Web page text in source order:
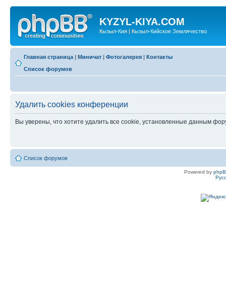
KYZYL-KIYA.COM
Кызыл-Кия | Кызыл-Кийское Землячество
Главная страница | Миничат | Фотогалерея | Контакты
Список форумов
Удалить cookies конференции
Вы уверены, что хотите удалить все cookie, установленные данным
Список форумов
Powered by